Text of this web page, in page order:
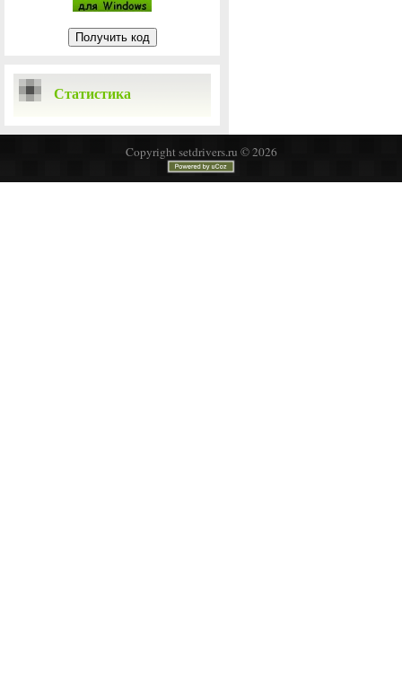
Статистика
Copyright setdrivers.ru © 2026